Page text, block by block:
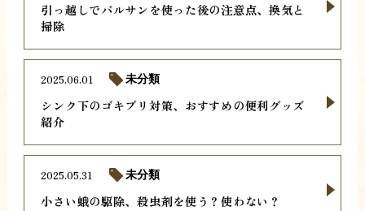
引っ越しでバルサンを使った後の注意点、換気と
掃除
シンク下のゴキブリ対策、おすすめの便利グッズ
紹介
2025.06.01 未分類
小さい蛾の駆除、殺虫剤を使う？使わない？
2025.05.31 未分類